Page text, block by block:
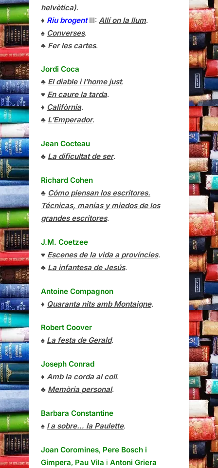
helvètica).
♦ Riu brogentIII: Allí on la llum.
♠ Converses.
♣ Fer les cartes.
Jordi Coca
♣ El diable i l’home just.
♥ En caure la tarda.
♦ Califòrnia.
♣ L’Emperador.
Jean Cocteau
♣ La dificultat de ser.
Richard Cohen
♣ Cómo piensan los escritores.
Técnicas, manías y miedos de los
grandes escritores.
J.M. Coetzee
♥ Escenes de la vida a províncies.
♣ La infantesa de Jesús.
Antoine Compagnon
♦ Quaranta nits amb Montaigne.
Robert Coover
♠ La festa de Gerald.
Joseph Conrad
♦ Amb la corda al coll.
♣ Memòria personal.
Barbara Constantine
♠ I a sobre… la Paulette.
Joan Coromines, Pere Bosch i
Gimpera, Pau Vila i Antoni Griera